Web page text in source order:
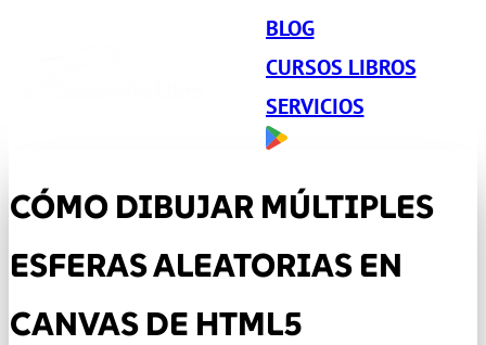
BLOG
CURSOS LIBROS
SERVICIOS
CÓMO DIBUJAR MÚLTIPLES
ESFERAS ALEATORIAS EN
CANVAS DE HTML5